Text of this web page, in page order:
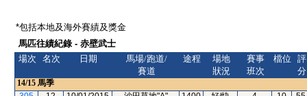
*包括本地及海外賽績及獎金
馬匹往績紀錄 - 赤壁武士
場次
名次 日期
馬場/跑道/
賽道
途程
場地
狀況
賽事
班次
檔位
評
分
14/15 馬季